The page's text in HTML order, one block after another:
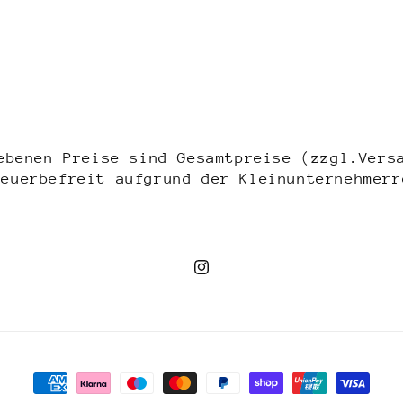
Preise sind Gesamtpreise
aufgrund der
Instagram
Zahlungsmethoden